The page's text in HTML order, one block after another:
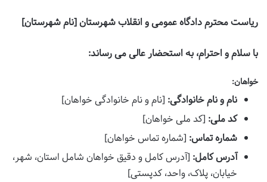
ریاست محترم دادگاه عمومی و انقلاب شهرستان [نام شهرستان]
با سلام و احترام، به استحضار عالی می رساند:
خواهان:
نام و نام خانوادگی: [نام و نام خانوادگی خواهان]
کد ملی: [کد ملی خواهان]
شماره تماس: [شماره تماس خواهان]
آدرس کامل: [آدرس کامل و دقیق خواهان شامل استان، شهر،
خیابان، پلاک، واحد، کدپستی]